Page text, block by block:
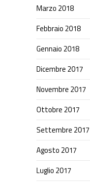
Marzo 2018
Febbraio 2018
Gennaio 2018
Dicembre 2017
Novembre 2017
Ottobre 2017
Settembre 2017
Agosto 2017
Luglio 2017